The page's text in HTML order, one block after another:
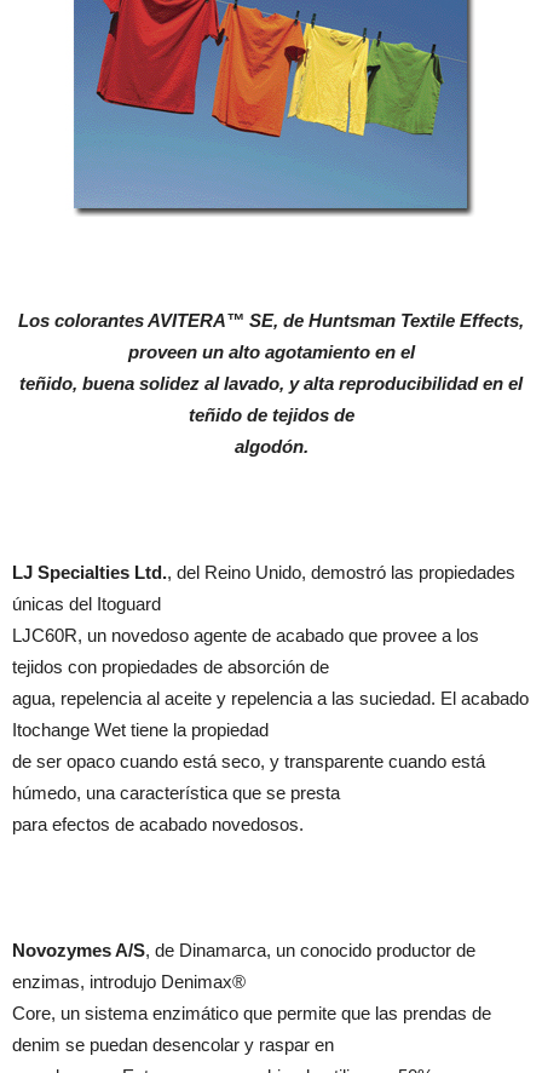
Los colorantes AVITERA™ SE, de Huntsman Textile Effects,
proveen un alto agotamiento en el
teñido, buena solidez al lavado, y alta reproducibilidad en el
teñido de tejidos de
algodón.
LJ Specialties Ltd., del Reino Unido, demostró las propiedades
únicas del Itoguard
LJC60R, un novedoso agente de acabado que provee a los
tejidos con propiedades de absorción de
agua, repelencia al aceite y repelencia a las suciedad. El acabado
Itochange Wet tiene la propiedad
de ser opaco cuando está seco, y transparente cuando está
húmedo, una característica que se presta
para efectos de acabado novedosos.
Novozymes A/S, de Dinamarca, un conocido productor de
enzimas, introdujo Denimax®
Core, un sistema enzimático que permite que las prendas de
denim se puedan desencolar y raspar en